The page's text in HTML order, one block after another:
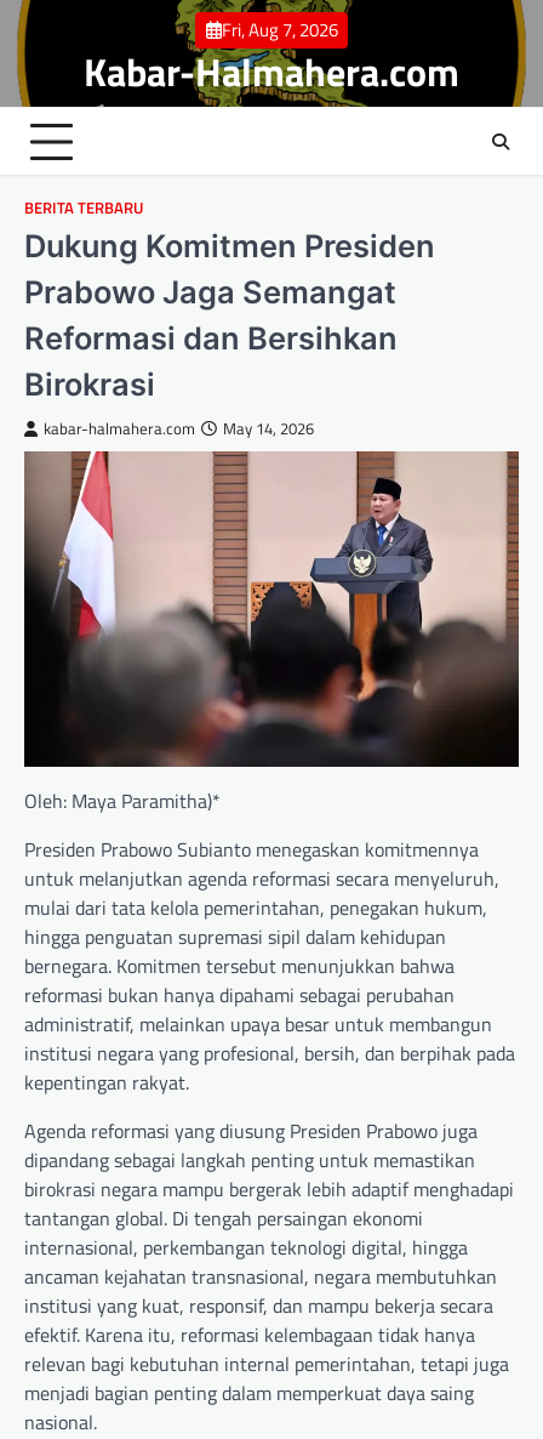
Skip
content
Fri, Aug 7, 2026
Kabar-Halmahera.com
BERITA TERBARU
Dukung Komitmen Presiden
Prabowo Jaga Semangat
Reformasi dan Bersihkan
Birokrasi
kabar-halmahera.com May 14, 2026
Oleh: Maya Paramitha)*
Presiden Prabowo Subianto menegaskan komitmennya
untuk melanjutkan agenda reformasi secara menyeluruh,
mulai dari tata kelola pemerintahan, penegakan hukum,
hingga penguatan supremasi sipil dalam kehidupan
bernegara. Komitmen tersebut menunjukkan bahwa
reformasi bukan hanya dipahami sebagai perubahan
administratif, melainkan upaya besar untuk membangun
institusi negara yang profesional, bersih, dan berpihak pada
kepentingan rakyat.
Agenda reformasi yang diusung Presiden Prabowo juga
dipandang sebagai langkah penting untuk memastikan
birokrasi negara mampu bergerak lebih adaptif menghadapi
tantangan global. Di tengah persaingan ekonomi
internasional, perkembangan teknologi digital, hingga
ancaman kejahatan transnasional, negara membutuhkan
institusi yang kuat, responsif, dan mampu bekerja secara
efektif. Karena itu, reformasi kelembagaan tidak hanya
relevan bagi kebutuhan internal pemerintahan, tetapi juga
menjadi bagian penting dalam memperkuat daya saing
nasional.